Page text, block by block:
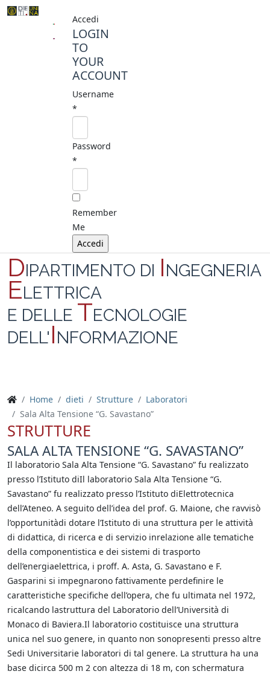
Accedi
LOGIN
TO
YOUR
ACCOUNT
Username
*
Password
*
Remember
Me
DIPARTIMENTO DI INGEGNERIA
ELETTRICA
E DELLE TECNOLOGIE
DELL'INFORMAZIONE
Home dieti Strutture
Laboratori
Sala Alta Tensione “G. Savastano”
STRUTTURE
SALA ALTA TENSIONE “G. SAVASTANO”
Il laboratorio Sala Alta Tensione “G. Savastano” fu realizzato
presso l’Istituto diIl laboratorio Sala Alta Tensione “G.
Savastano” fu realizzato presso l’Istituto diElettrotecnica
dell’Ateneo. A seguito dell’idea del prof. G. Maione, che ravvisò
l’opportunitàdi dotare l’Istituto di una struttura per le attività
di didattica, di ricerca e di servizio inrelazione alle tematiche
della componentistica e dei sistemi di trasporto
dell’energiaelettrica, i proff. A. Asta, G. Savastano e F.
Gasparini si impegnarono fattivamente perdefinire le
caratteristiche specifiche dell’opera, che fu ultimata nel 1972,
ricalcando lastruttura del Laboratorio dell’Università di
Monaco di Baviera.Il laboratorio costituisce una struttura
unica nel suo genere, in quanto non sonopresenti presso altre
Sedi Universitarie laboratori di tal genere. La struttura ha una
base dicirca 500 m 2 con altezza di 18 m, con schermatura